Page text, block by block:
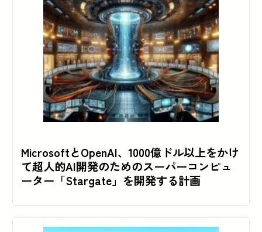
MicrosoftとOpenAI、1000億ドル以上をかけ
て超人的AI開発のためのスーパーコンピュ
ーター「Stargate」を開発する計画